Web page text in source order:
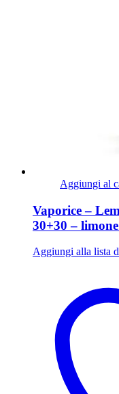
Aggiungi al
Vaporice –
30+30 –
Aggiungi alla lista